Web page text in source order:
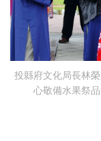
投縣府文化局長林
心敬備水果祭